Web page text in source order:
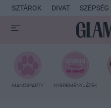
SZTÁROK DIVAT SZÉPSÉG
MANCSPARTY NYEREMÉNYJÁTÉK